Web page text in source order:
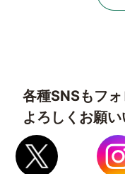
各種SNSもフ
よろしくお願い